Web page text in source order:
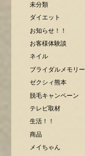
未分類
ダイエット
お知らせ！！
お客様体験談
ネイル
ブライダルメモリー
ゼクシィ熊本
脱毛キャンペーン
テレビ取材
生活！！
商品
メイちゃん